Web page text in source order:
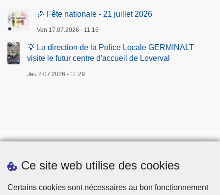
Ce site web utilise des cookies
Certains cookies sont nécessaires au bon fonctionnement
🎉 Fête nationale - 21 juillet 2026
Ven 17.07.2026 - 11:16
💡 La direction de la Police Locale GERMINALT
visite le futur centre d'accueil de Loverval
Jeu 2.07.2026 - 11:29
Téléchargements
Presse